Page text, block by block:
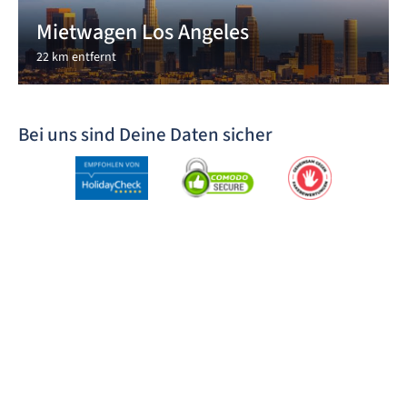
Mietwagen Los Angeles
22 km entfernt
Bei uns sind Deine Daten sicher